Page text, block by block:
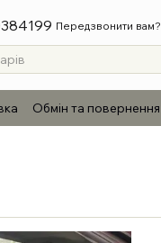
Передзвонити вам?
Обмін та повернення